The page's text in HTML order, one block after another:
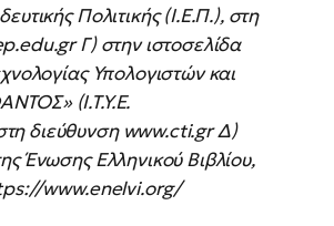
Πολιτικής (Ι.Ε.Π.), στη
Γ) στην ιστοσελίδα
Υπολογιστών και
(Ι.Τ.Υ.Ε.
διεύθυνση www.cti.gr Δ)
Ένωσης Ελληνικού Βιβλίου,
www.enelvi.org/